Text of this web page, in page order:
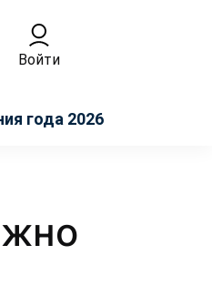
Войти
года 2026